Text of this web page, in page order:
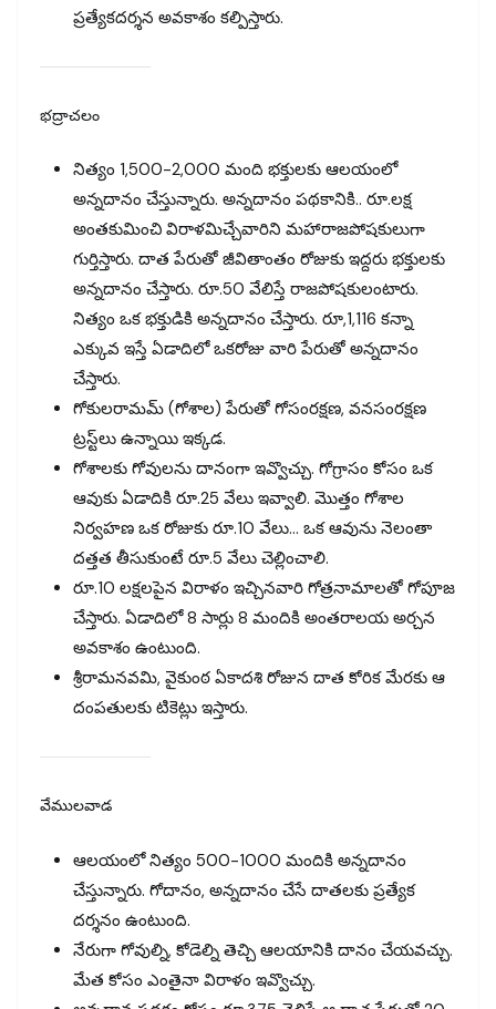
ప్రత్యేకదర్శన అవకాశం కల్పిస్తారు.
భద్రాచలం
నిత్యం 1,500-2,000 మంది భక్తులకు ఆలయంలో
అన్నదానం చేస్తున్నారు. అన్నదానం పథకానికి.. రూ.లక్ష
అంతకుమించి విరాళమిచ్చేవారిని మహారాజపోషకులుగా
గుర్తిస్తారు. దాత పేరుతో జీవితాంతం రోజుకు ఇద్దరు భక్తులకు
అన్నదానం చేస్తారు. రూ.50 వేలిస్తే రాజపోషకులంటారు.
నిత్యం ఒక భక్తుడికి అన్నదానం చేస్తారు. రూ,1,116 కన్నా
ఎక్కువ ఇస్తే ఏడాదిలో ఒకరోజు వారి పేరుతో అన్నదానం
చేస్తారు.
గోకులరామమ్‌ (గోశాల) పేరుతో గోసంరక్షణ, వనసంరక్షణ
ట్రస్ట్‌లు ఉన్నాయి ఇక్కడ.
గోశాలకు గోవులను దానంగా ఇవ్వొచ్చు. గోగ్రాసం కోసం ఒక
ఆవుకు ఏడాదికి రూ.25 వేలు ఇవ్వాలి. మొత్తం గోశాల
నిర్వహణ ఒక రోజుకు రూ.10 వేలు… ఒక ఆవును నెలంతా
దత్తత తీసుకుంటే రూ.5 వేలు చెల్లించాలి.
రూ.10 లక్షలపైన విరాళం ఇచ్చినవారి గోత్రనామాలతో గోపూజ
చేస్తారు. ఏడాదిలో 8 సార్లు 8 మందికి అంతరాలయ అర్చన
అవకాశం ఉంటుంది.
శ్రీరామనవమి, వైకుంఠ ఏకాదశి రోజున దాత కోరిక మేరకు ఆ
దంపతులకు టికెట్లు ఇస్తారు.
వేములవాడ
ఆలయంలో నిత్యం 500-1000 మందికి అన్నదానం
చేస్తున్నారు. గోదానం, అన్నదానం చేసే దాతలకు ప్రత్యేక
దర్శనం ఉంటుంది.
నేరుగా గోవుల్ని, కోడెల్ని తెచ్చి ఆలయానికి దానం చేయవచ్చు.
మేత కోసం ఎంతైనా విరాళం ఇవ్వొచ్చు.